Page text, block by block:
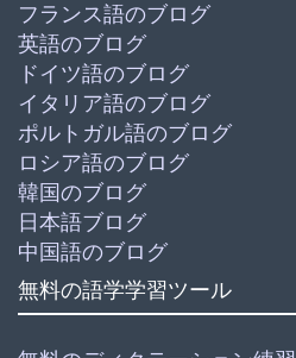
フランス語のブログ
英語のブログ
ドイツ語のブログ
イタリア語のブログ
ポルトガル語のブログ
ロシア語のブログ
韓国のブログ
日本語ブログ
中国語のブログ
無料の語学学習ツール